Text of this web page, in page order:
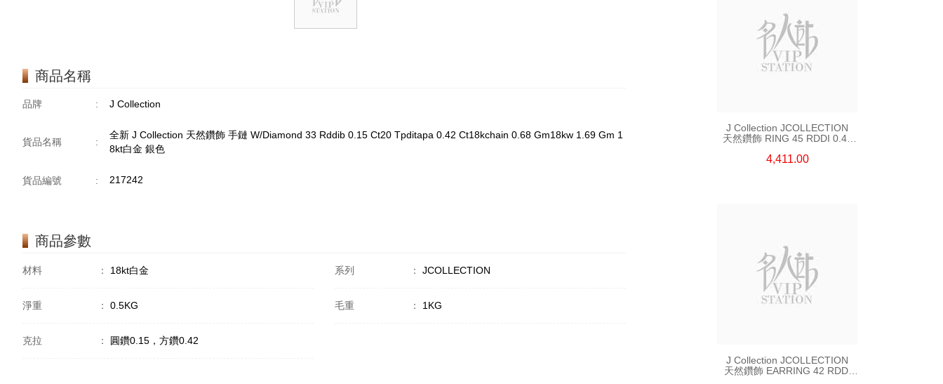
商品名稱
品牌 : J Collection
貨品名稱 :
全新 J Collection 天然鑽飾 手鏈 W/Diamond 33 Rddib 0.15 Ct20 Tpditapa 0.42 Ct18kchain 0.68 Gm18kw 1.69 Gm 1
8kt白金 銀色
貨品編號 : 217242
商品參數
材料 ： 18kt白金 系列 ： JCOLLECTION
淨重 ： 0.5KG 毛重 ： 1KG
克拉 ： 圓鑽0.15，方鑽0.42
J Collection JCOLLECTION
天然鑽飾 RING 45 RDDI 0.48
4,411.00
J Collection JCOLLECTION
天然鑽飾 EARRING 42 RDDI